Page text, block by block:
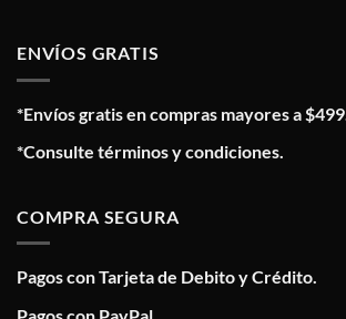
ENVÍOS GRATIS
*Envíos gratis en compras mayores a $499.
*Consulte términos y condiciones.
COMPRA SEGURA
Pagos con Tarjeta de Debito y Crédito.